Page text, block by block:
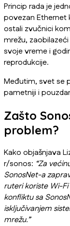
Princip rada je
povezan Ethernet
ostali zvučnici
mrežu,
svoje vreme i
reprodukcije.
Međutim, svet se
pametniji i
Zašto
problem?
Kako objašnjava
r/sonos: “Za
SonosNet-a
ruteri koriste Wi-
konfliktu sa
isključivanjem
mrežu.”